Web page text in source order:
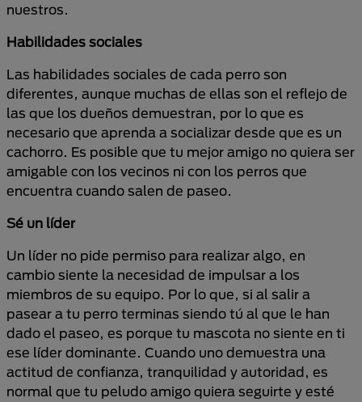
nuestros.
Habilidades sociales
Las habilidades sociales de cada perro son
diferentes, aunque muchas de ellas son el reflejo de
las que los dueños demuestran, por lo que es
necesario que aprenda a socializar desde que es un
cachorro. Es posible que tu mejor amigo no quiera ser
amigable con los vecinos ni con los perros que
encuentra cuando salen de paseo.
Sé un líder
Un líder no pide permiso para realizar algo, en
cambio siente la necesidad de impulsar a los
miembros de su equipo. Por lo que, si al salir a
pasear a tu perro terminas siendo tú al que le han
dado el paseo, es porque tu mascota no siente en ti
ese líder dominante. Cuando uno demuestra una
actitud de confianza, tranquilidad y autoridad, es
normal que tu peludo amigo quiera seguirte y esté